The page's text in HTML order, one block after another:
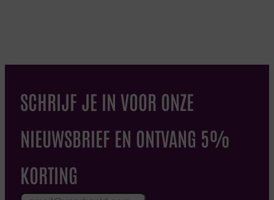
SCHRIJF JE IN VOOR ONZE
NIEUWSBRIEF EN ONTVANG 5%
KORTING